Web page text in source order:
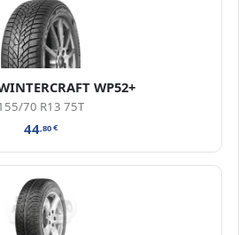
WP52+
70 R13 75T
44,80€